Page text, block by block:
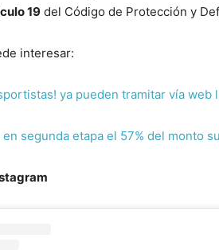
19 del Código de Protección y
interesar:
ya pueden tramitar vía
en segunda etapa el 57% del monto